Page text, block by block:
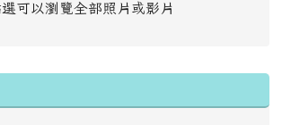
可以瀏覽全部照片或影片